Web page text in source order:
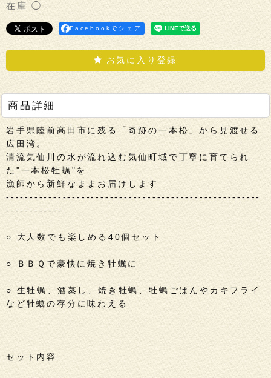
◯
Facebookでシェア
お気に入り登録
商品詳細
岩手県陸前高田市に残る「奇跡の一本松」から見渡せる
広田湾。
清流気仙川の水が流れ込む気仙町域で丁寧に育てられ
た"一本松牡蠣"を
漁師から新鮮なままお届けします
------------------------------------------------------
------------
○ 大人数でも楽しめる40個セット
○ ＢＢＱで豪快に焼き牡蠣に
○ 生牡蠣、酒蒸し、焼き牡蠣、牡蠣ごはんやカキフライ
など牡蠣の存分に味わえる
セット内容